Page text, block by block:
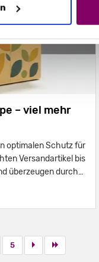
– viel mehr
optimalen Schutz für
Versandartikel bis
überzeugen durch
5